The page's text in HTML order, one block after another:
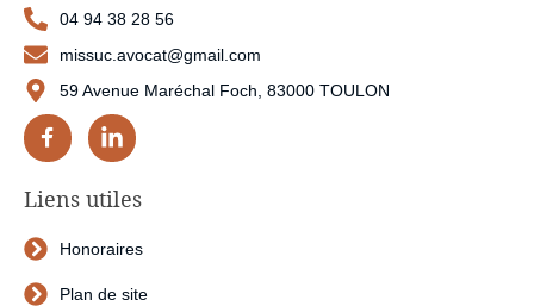
Liens utiles
Honoraires
Plan de site
04 94 38 28 56
missuc.avocat@gmail.com
59 Avenue Maréchal Foch, 83000 TOULON